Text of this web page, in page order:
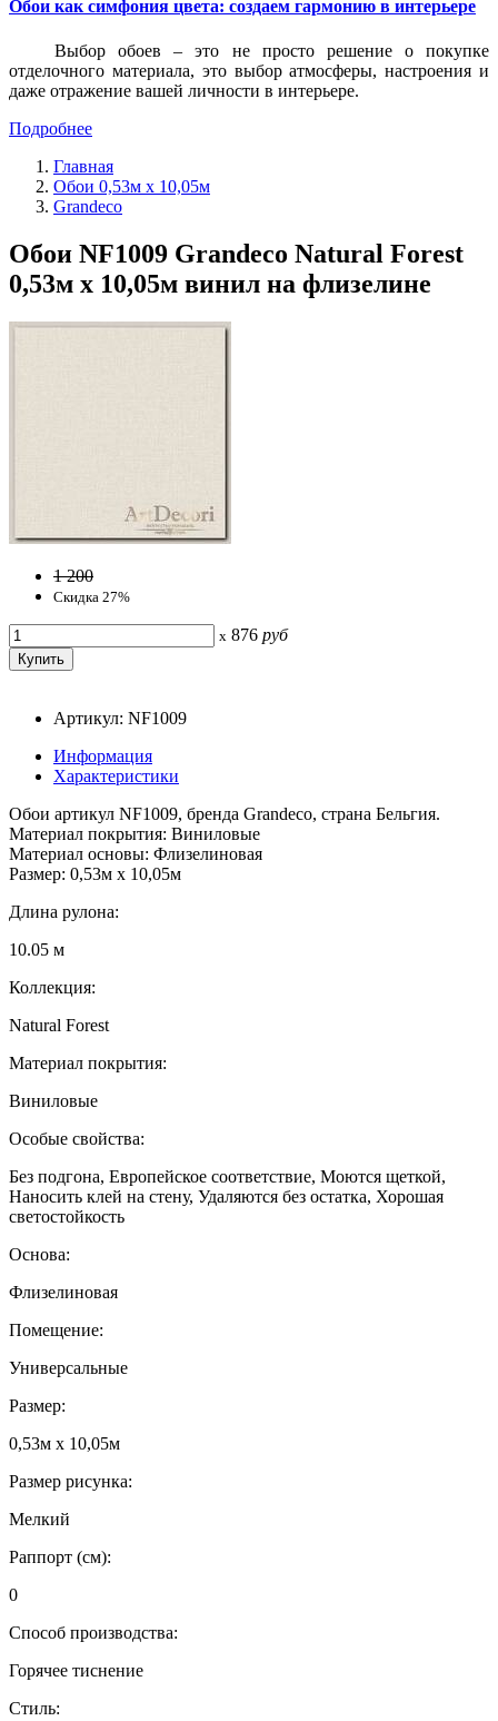
Обои как симфония цвета: создаем гармонию в интерьере
Выбор обоев – это не просто решение о покупке
отделочного материала, это выбор атмосферы, настроения и
даже отражение вашей личности в интерьере.
Подробнее
Главная
Обои 0,53м x 10,05м
Grandeco
Обои NF1009 Grandeco Natural Forest
0,53м x 10,05м винил на флизелине
1 200
Скидка 27%
x 876 руб
Артикул: NF1009
Информация
Характеристики
Обои артикул NF1009, бренда Grandeco, страна Бельгия.
Материал покрытия: Виниловые
Материал основы: Флизелиновая
Размер: 0,53м x 10,05м
Длина рулона:
10.05 м
Коллекция:
Natural Forest
Материал покрытия:
Виниловые
Особые свойства:
Без подгона, Европейское соответствие, Моются щеткой,
Наносить клей на стену, Удаляются без остатка, Хорошая
светостойкость
Основа:
Флизелиновая
Помещение:
Универсальные
Размер:
0,53м x 10,05м
Размер рисунка:
Мелкий
Раппорт (см):
0
Способ производства:
Горячее тиснение
Стиль: